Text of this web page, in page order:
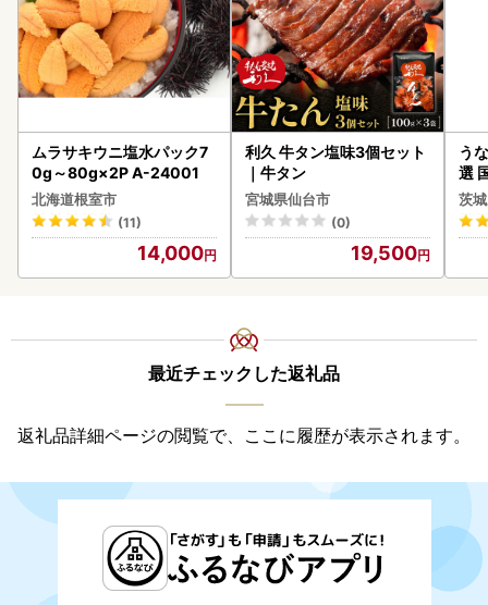
ムラサキウニ塩水パック7
0g～80g×2P A-24001
北海道根室市
(11)
14,000
利久 牛タン塩味3個セット
｜牛タン
宮城県仙台市
(0)
19,500
う
選
付
あ
人
茨
最近チェックした返礼品
返礼品詳細ページの閲覧で、ここに履歴が表示されます。